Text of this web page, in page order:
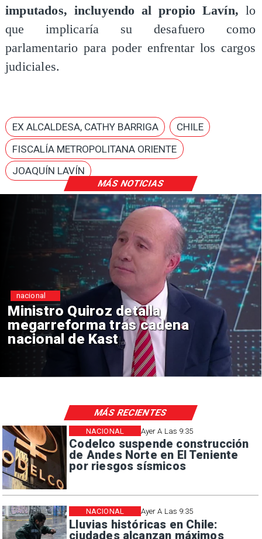
MÁS NOTICIAS
imputados, incluyendo al propio Lavín, lo
que implicaría su desafuero como
parlamentario para poder enfrentar los cargos
judiciales.
EX ALCALDESA, CATHY BARRIGA
CHILE
FISCALÍA METROPOLITANA ORIENTE
JOAQUÍN LAVÍN
cadena
Gobierno
de excepción
alta criminalidad
nacional
Ayer A Las 9:35
Codelco suspende construcción
de Andes Norte en El Teniente
por riesgos sísmicos
NACIONAL
Ayer A Las 9:35
Lluvias históricas en Chile:
ciudades alcanzan máximos
NACIONAL
MÁS RECIENTES